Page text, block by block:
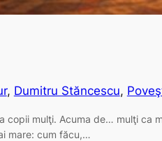
, Dumitru Stăncescu,
copii mulţi. Acuma de… mulţi ca
mare: cum făcu,…